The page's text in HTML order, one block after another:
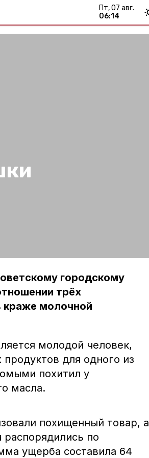
пт, 07 авг.
06:14
городскому
трёх
молочной
молодой человек,
для одного из
похитил у
масла.
похищенный товар, а
по
ущерба составила 64